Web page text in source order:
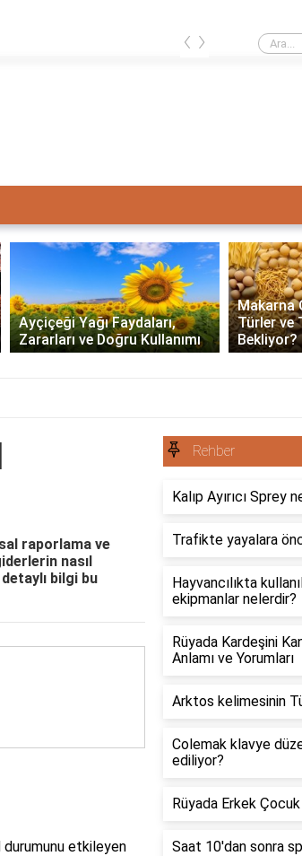
Trafikte
‹ ›
Ayçiçeği Yağı Faydaları,
Zararları ve Doğru Kullanımı
Makarna
Türler ve
Bekliyor?
raporlama ve
nasıl
bilgi bu
etkileyen
Rehber
Kalıp Ayırıcı Sprey
Trafikte yayalara
Hayvancılıkta
ekipmanlar nelerdir?
Rüyada Kardeşini
Anlamı ve Yorumları
Arktos kelimesinin
Colemak klavye
ediliyor?
Rüyada Erkek
Saat 10'dan sonra